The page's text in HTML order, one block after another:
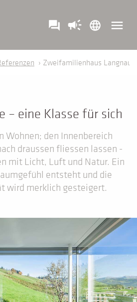
question_answer campaign language menu
› Zweifamilienhaus Langnau
– eine Klasse für sich
Wohnen; den Innenbereich
draussen fliessen lassen -
mit Licht, Luft und Natur. Ein
entsteht und die
wird merklich gesteigert.